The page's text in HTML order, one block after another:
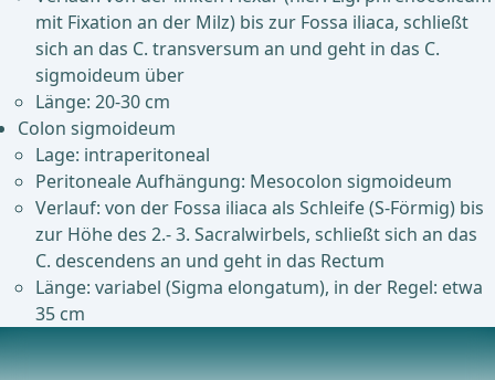
mit Fixation an der Milz) bis zur Fossa iliaca, schließt
sich an das C. transversum an und geht in das C.
sigmoideum über
Länge: 20-30 cm
Colon sigmoideum
Lage: intraperitoneal
Peritoneale Aufhängung: Mesocolon sigmoideum
Verlauf: von der Fossa iliaca als Schleife (S-Förmig) bis
zur Höhe des 2.- 3. Sacralwirbels, schließt sich an das
C. descendens an und geht in das Rectum
Länge: variabel (Sigma elongatum), in der Regel: etwa
35 cm
Gefäßversorgung, Lymphabfluss und Nerven